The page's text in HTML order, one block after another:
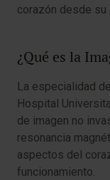
corazón desde su
¿Qué es la
La especialidad
Hospital
de imagen no
resonancia
aspectos del
funcionamiento.